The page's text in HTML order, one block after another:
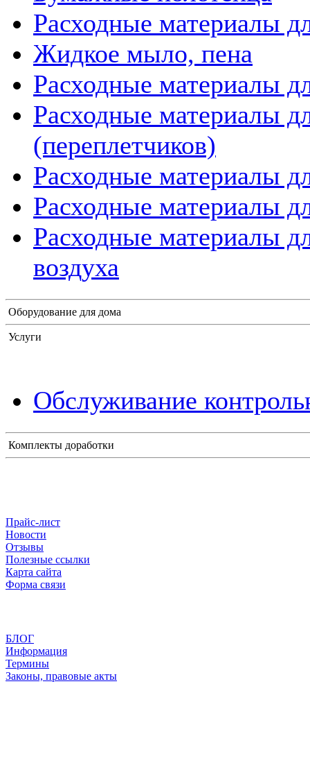
Расходные материалы
Жидкое мыло, пена
Расходные материалы
Расходные материалы
(переплетчиков)
Расходные материалы
Расходные материалы
Расходные материалы
воздуха
Оборудование для дома
Услуги
Обслуживание
Комплекты доработки
Прайс-лист
Новости
Отзывы
Полезные ссылки
Карта сайта
Форма связи
БЛОГ
Информация
Термины
Законы, правовые акты